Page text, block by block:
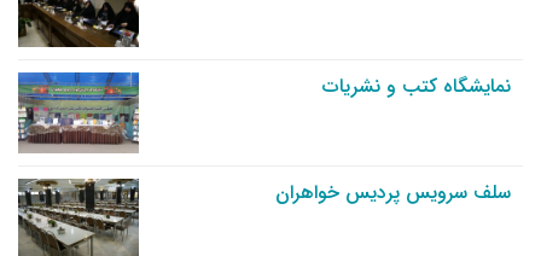
نمایشگاه کتب و نشریات
سلف سرویس پردیس خواهران